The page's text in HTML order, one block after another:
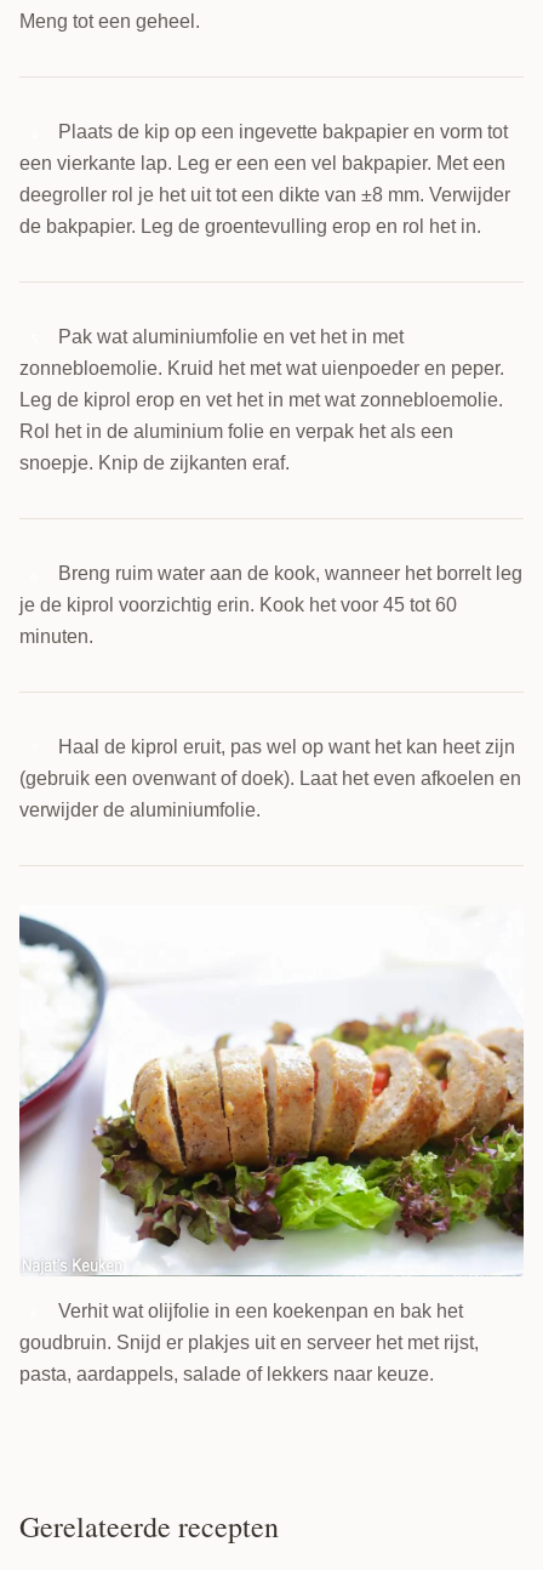
Meng tot een geheel.
Plaats de kip op een ingevette bakpapier en vorm tot
een vierkante lap. Leg er een een vel bakpapier. Met een
deegroller rol je het uit tot een dikte van ±8 mm. Verwijder
de bakpapier. Leg de groentevulling erop en rol het in.
Pak wat aluminiumfolie en vet het in met
zonnebloemolie. Kruid het met wat uienpoeder en peper.
Leg de kiprol erop en vet het in met wat zonnebloemolie.
Rol het in de aluminium folie en verpak het als een
snoepje. Knip de zijkanten eraf.
Breng ruim water aan de kook, wanneer het borrelt leg
je de kiprol voorzichtig erin. Kook het voor 45 tot 60
minuten.
Haal de kiprol eruit, pas wel op want het kan heet zijn
(gebruik een ovenwant of doek). Laat het even afkoelen en
verwijder de aluminiumfolie.
Verhit wat olijfolie in een koekenpan en bak het
goudbruin. Snijd er plakjes uit en serveer het met rijst,
pasta, aardappels, salade of lekkers naar keuze.
Gerelateerde recepten